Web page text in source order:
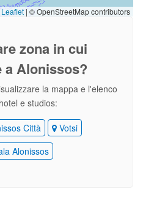
Leaflet | © OpenStreetMap contributors
zonain cui
a Alonissos?
la mappa e l'elenco
e studios:
Città
Votsi
Alonissos